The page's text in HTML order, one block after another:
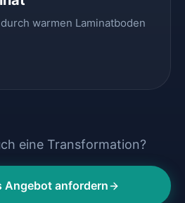
warmen Laminatboden
eine Transformation?
Angebot anfordern